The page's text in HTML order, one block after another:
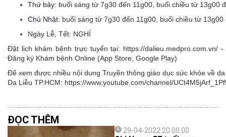
Thứ bảy: buổi sáng từ 7g30 đến 11g00, buổi chiều từ 13g00
Chủ Nhật: buổi sáng từ 7g30 đến 11g00, buổi chiều từ 13g00
Ngày Lễ, Tết: NGHỈ
Đặt lịch khám bệnh trực tuyến tại: https://dalieu.medpro.com.vn/
Đăng ký Khám bệnh Online (App Store, Google Play)
Để xem được nhiều nội dung Truyền thông giáo dục sức khỏe về
Da Liễu TP.HCM: https://www.youtube.com/channel/
ĐỌC THÊM
29-04-2022 20:00:00